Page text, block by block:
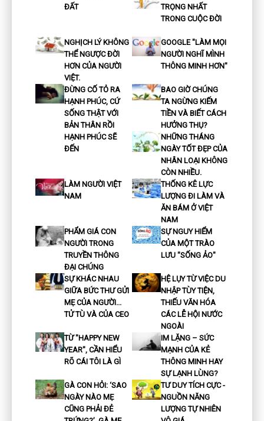
ĐẤT
TRỌNG NHẤT
TRONG CUỘC ĐỜI
NGHỊCH LÝ KHÔNG
THỂ NGƯỢC ĐỜI
HƠN CỦA NGƯỜI
VIỆT.
GOOGLE "LÀM MỌI
NGƯỜI NGHĨ MÌNH
THÔNG MINH HƠN"
ĐỪNG CỐ TỎ RA
HẠNH PHÚC, CỨ
SỐNG THẬT VỚI
BẢN THÂN RỒI
HẠNH PHÚC SẼ
ĐẾN
BAO GIỜ CHÚNG
TA NGỪNG KIẾM
TIỀN VÀ BIẾT CÁCH
HƯỞNG THỤ?
NHỮNG THÁNG
NGÀY TỐT ĐẸP CỦA
NHÂN LOẠI KHÔNG
CÒN NHIỀU.
LÀM NGƯỜI VIỆT
NAM
THỐNG KÊ LỰC
LƯỢNG ĐI LÀM VÀ
ĂN BÁM Ở VIỆT
NAM
PHẨM GIÁ CON
NGƯỜI TRONG
TRUYỀN THÔNG
ĐẠI CHÚNG
SỰ NGUY HIỂM
CỦA MỘT TRÀO
LƯU "SỐNG ẢO"
SỰ KHÁC NHAU
GIỮA BỨC THƯ GỬI
MẸ CỦA NGƯỜI...
TỬ TÙ VÀ CỦA CEO
HỆ LỤY TỪ VIỆC DU
NHẬP TÙY TIỆN,
THIẾU VĂN HÓA
CÁC LỄ HỘI NƯỚC
NGOÀI
TỪ "HAPPY NEW
YEAR", CẦN HIỂU
RÕ CÁI TÔI LÀ GÌ
IM LẶNG – SỨC
MẠNH CỦA KẺ
THÔNG MINH HAY
SỰ LẠNH LÙNG?
GÀ CON HỎI: ‘SAO
NGÀY NÀO MẸ
CŨNG PHẢI ĐẺ
TƯ DUY TÍCH CỰC -
NGUỒN NĂNG
LƯỢNG TỰ NHIÊN